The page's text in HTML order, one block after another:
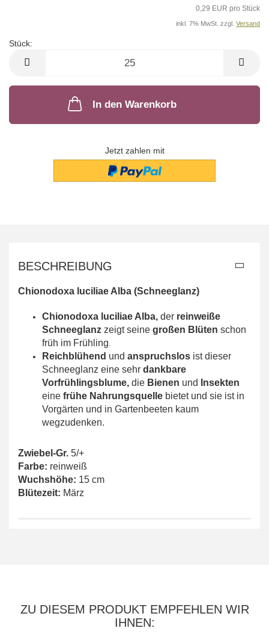
0,29 EUR pro Stück
inkl. 7% MwSt. zzgl. Versand
Stück:
In den Warenkorb
Jetzt zahlen mit
BESCHREIBUNG
Chionodoxa luciliae Alba (Schneeglanz)
Chionodoxa luciliae Alba, der reinweiße
Schneeglanz zeigt seine großen Blüten schon
früh im Frühling
Reichblühend und anspruchslos ist dieser
Schneeglanz eine sehr dankbare
Vorfrühlingsblume, die Bienen und
Insekten
eine frühe Nahrungsquelle bietet und sie ist in
Vorgärten und in Gartenbeeten kaum
wegzudenken.
Zwiebel-Gr. 5/+
Farbe: reinweiß
Wuchshöhe: 15 cm
Blütezeit: März
ZU DIESEM PRODUKT EMPFEHLEN WIR
IHNEN: